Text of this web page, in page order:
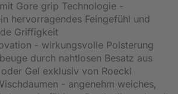
Gore grip Technologie -
hervorragendes Feingefühl und
Griffigkeit
- wirkungsvolle Polsterung
durch nahtlosen Besatz aus
oder Gel exklusiv von Roeckl
- angenehm weiches,